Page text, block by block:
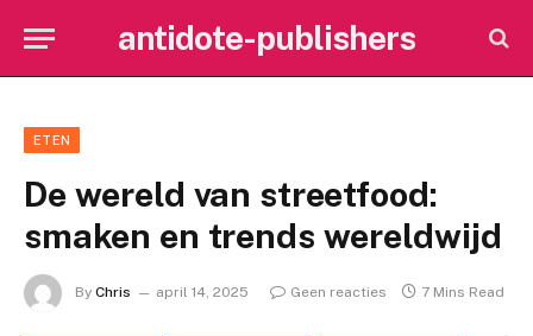
antidote-publishers
ETEN
De wereld van streetfood:
smaken en trends wereldwijd
By Chris april 14, 2025 Geen reacties 7 Mins Read